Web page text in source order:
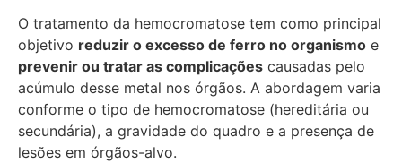
O tratamento da hemocromatose tem como principal
objetivo reduzir o excesso de ferro no organismo e
prevenir ou tratar as complicações causadas pelo
acúmulo desse metal nos órgãos. A abordagem varia
conforme o tipo de hemocromatose (hereditária ou
secundária), a gravidade do quadro e a presença de
lesões em órgãos-alvo.